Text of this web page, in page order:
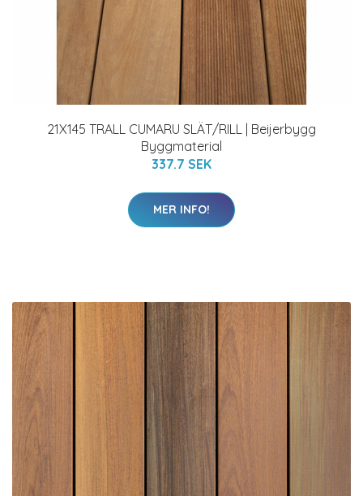
21X145 TRALL CUMARU SLÄT/RILL | Beijerbygg
Byggmaterial
337.7 SEK
MER INFO!